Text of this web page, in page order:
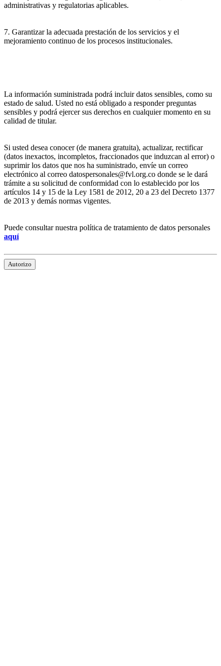
administrativas y regulatorias aplicables.
7. Garantizar la adecuada prestación de los servicios y el
mejoramiento continuo de los procesos institucionales.
La información suministrada podrá incluir datos sensibles, como su
estado de salud. Usted no está obligado a responder preguntas
sensibles y podrá ejercer sus derechos en cualquier momento en su
calidad de titular.
Si usted desea conocer (de manera gratuita), actualizar, rectificar
(datos inexactos, incompletos, fraccionados que induzcan al error) o
suprimir los datos que nos ha suministrado, envíe un correo
electrónico al correo datospersonales@fvl.org.co donde se le dará
trámite a su solicitud de conformidad con lo establecido por los
artículos 14 y 15 de la Ley 1581 de 2012, 20 a 23 del Decreto 1377
de 2013 y demás normas vigentes.
Puede consultar nuestra política de tratamiento de datos personales
aquí
Autorizo